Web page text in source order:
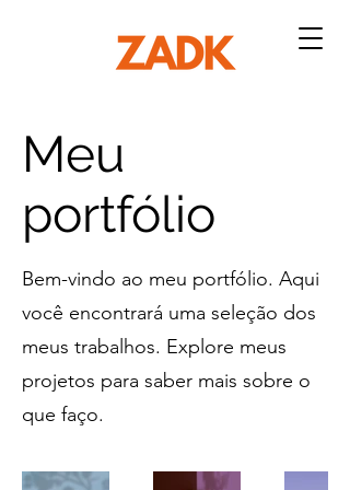
Meu
portfólio
Bem-vindo ao meu portfólio. Aqui
você encontrará uma seleção dos
meus trabalhos. Explore meus
projetos para saber mais sobre o
que faço.